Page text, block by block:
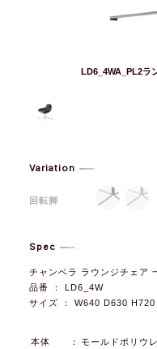
LD6_4WA_PL2ラ
Variation
回転脚
Spec
チャンベラ ラウンジチェア
品番 ： LD6_4W
サイズ ： W640 D630
本体 ： モールドポリウ